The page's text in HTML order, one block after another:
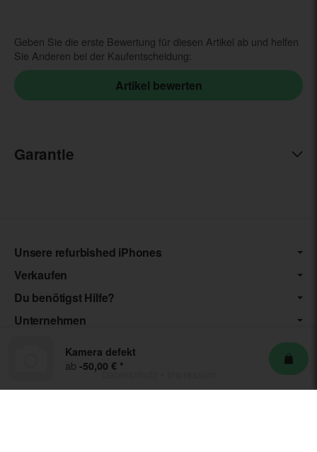
Kamera defekt
ab -50,00 € *
Geben Sie die erste Bewertung für diesen Artikel ab und helfen
Sie Anderen bei der Kaufentscheidung:
Garantie
Unsere refurbished iPhones
Verkaufen
Du benötigst Hilfe?
Unternehmen
Datenschutz